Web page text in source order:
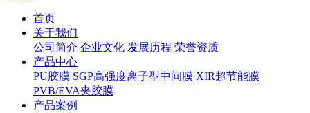
首页
关于我们
公司简介 企业文化 发展历程 荣誉资质
产品中心
PU胶膜 SGP高强度离子型中间膜 XIR超节能膜
PVB/EVA夹胶膜
产品案例